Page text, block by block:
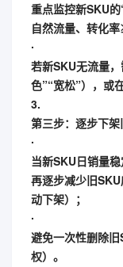
重点监控新SKU
自然流量、转化
∙
若新SKU无流量
色”“宽松”），或
3.
第三步：逐步下
∙
当新SKU日销量
再逐步减少旧
动下架）；
∙
避免一次性删除
权）。